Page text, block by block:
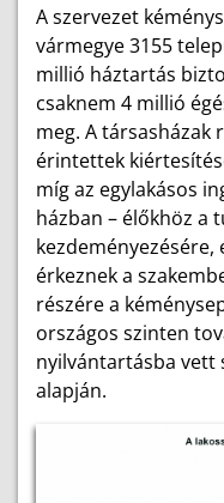
A szervezet
vármegye 3155
millió háztartás
csaknem 4 millió
meg. A társasházak
érintettek
míg az egylakásos
házban – élőkhöz a
érkeznek a
részére a
országos szinten
nyilvántartásba vett
alapján.